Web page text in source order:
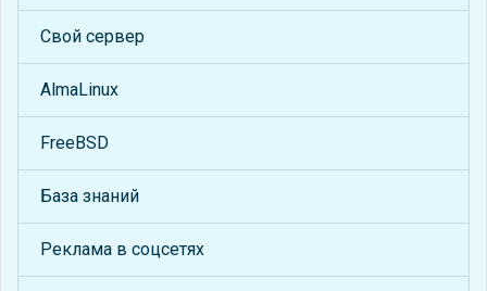
Свой сервер
AlmaLinux
FreeBSD
База знаний
Реклама в соцсетях